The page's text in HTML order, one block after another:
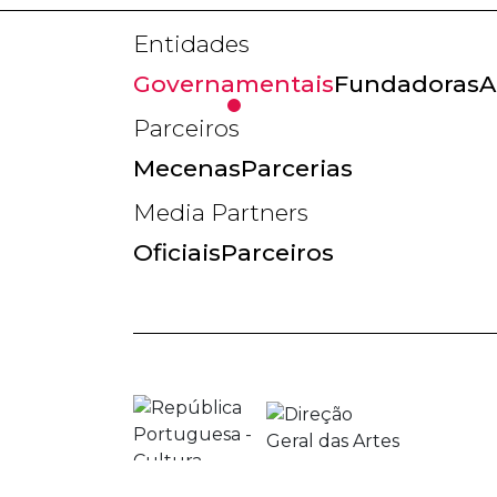
Entidades
GovernamentaisFundadoras
Parceiros
MecenasParcerias
Media Partners
OficiaisParceiros